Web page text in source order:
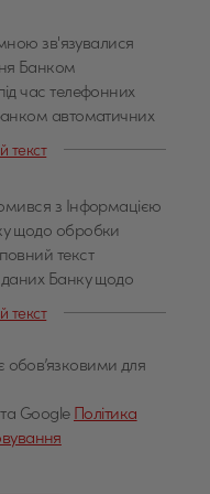
Банку.
зв'язувалися
Банком
час телефонних
автоматичних
маркетингу. Я
Я ознайомлений, що
на законність
підставі згоди до
текст
з Інформацією
щодо обробки
текст
даних Банку щодо
Адміністратором
801 365 365 або
SA -
01-066 Варшава.
текст
обов’язковими для
Google Політика